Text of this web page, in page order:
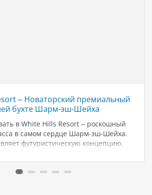
– Новаторский премиальный
бухте Шарм-эш-Шейха
в White Hills Resort – роскошный
в самом сердце Шарм-эш-Шейха.
футуристическую концепцию,
питания Премиум Все
которой приятно удивит даже